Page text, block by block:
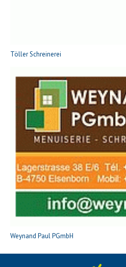
Töller Schreinerei
Weynand Paul PGmbH